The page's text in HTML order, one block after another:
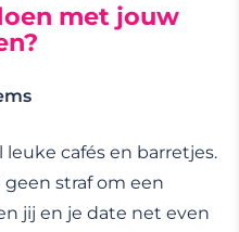
met jouw
cafés en barretjes.
straf om een
jij en je date net even